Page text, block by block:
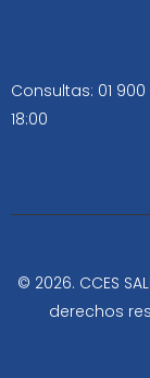
Consultas: 01
18:00
© 2026. CCES
derechos